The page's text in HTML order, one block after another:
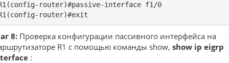
router)#passive-interface f1/0
router)#exit
8: Проверка конфигурации пассивного интерфейса на
R1 с помощью команды show, show ip eigrp
: